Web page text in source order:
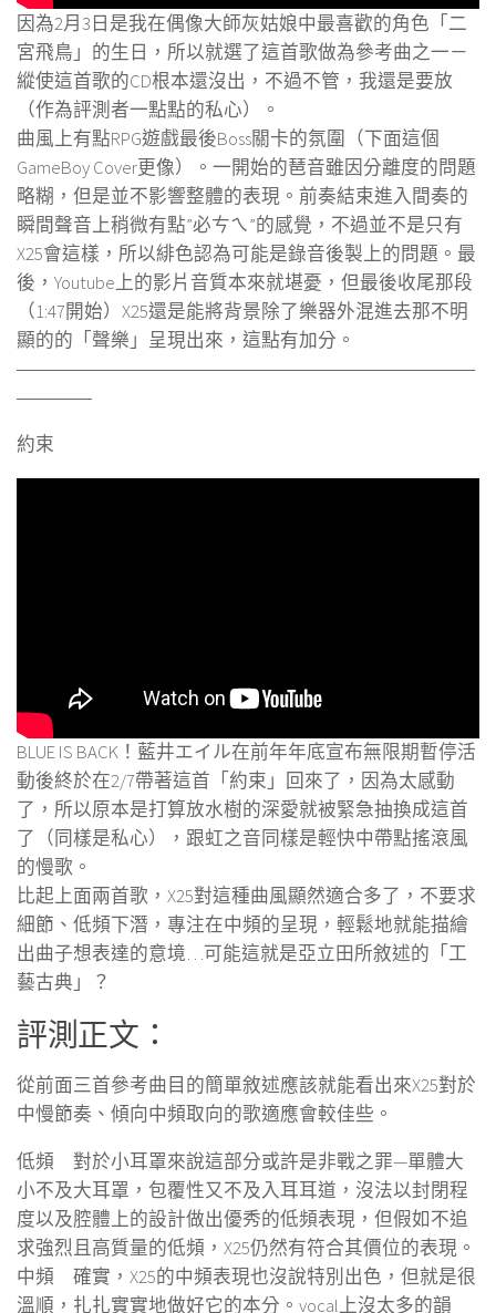
因為2月3日是我在偶像大師灰姑娘中最喜歡的角色「二
宮飛鳥」的生日，所以就選了這首歌做為參考曲之一－
縱使這首歌的CD根本還沒出，不過不管，我還是要放
（作為評測者一點點的私心）。
曲風上有點RPG遊戲最後Boss關卡的氛圍（下面這個
GameBoy Cover更像）。一開始的琶音雖因分離度的問題
略糊，但是並不影響整體的表現。前奏結束進入間奏的
瞬間聲音上稍微有點”必ㄘㄟ”的感覺，不過並不是只有
X25會這樣，所以緋色認為可能是錄音後製上的問題。最
後，Youtube上的影片音質本來就堪憂，但最後收尾那段
（1:47開始）X25還是能將背景除了樂器外混進去那不明
顯的的「聲樂」呈現出來，這點有加分。
（這文去年尾就開始寫了…現在都3月初了…這文到底有
多難產）
約束
BLUE IS BACK！藍井エイル在前年年底宣布無限期暫停活
動後終於在2/7帶著這首「約束」回來了，因為太感動
了，所以原本是打算放水樹的深愛就被緊急抽換成這首
了（同樣是私心），跟虹之音同樣是輕快中帶點搖滾風
的慢歌。
比起上面兩首歌，X25對這種曲風顯然適合多了，不要求
細節、低頻下潛，專注在中頻的呈現，輕鬆地就能描繪
出曲子想表達的意境…可能這就是亞立田所敘述的「工
藝古典」？
評測正文：
從前面三首參考曲目的簡單敘述應該就能看出來X25對於
中慢節奏、傾向中頻取向的歌適應會較佳些。
低頻 對於小耳罩來說這部分或許是非戰之罪—單體大
小不及大耳罩，包覆性又不及入耳耳道，沒法以封閉程
度以及腔體上的設計做出優秀的低頻表現，但假如不追
求強烈且高質量的低頻，X25仍然有符合其價位的表現。
中頻 確實，X25的中頻表現也沒說特別出色，但就是很
溫順，扎扎實實地做好它的本分。vocal上沒太多的韻